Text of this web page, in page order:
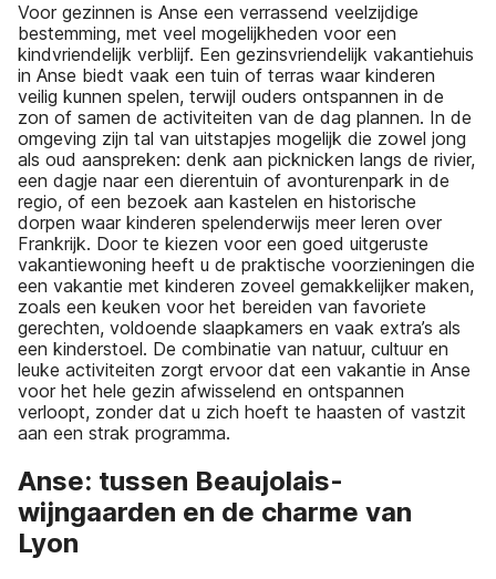
Voor gezinnen is Anse een verrassend veelzijdige
bestemming, met veel mogelijkheden voor een
kindvriendelijk verblijf. Een gezinsvriendelijk vakantiehuis
in Anse biedt vaak een tuin of terras waar kinderen
veilig kunnen spelen, terwijl ouders ontspannen in de
zon of samen de activiteiten van de dag plannen. In de
omgeving zijn tal van uitstapjes mogelijk die zowel jong
als oud aanspreken: denk aan picknicken langs de rivier,
een dagje naar een dierentuin of avonturenpark in de
regio, of een bezoek aan kastelen en historische
dorpen waar kinderen spelenderwijs meer leren over
Frankrijk. Door te kiezen voor een goed uitgeruste
vakantiewoning heeft u de praktische voorzieningen die
een vakantie met kinderen zoveel gemakkelijker maken,
zoals een keuken voor het bereiden van favoriete
gerechten, voldoende slaapkamers en vaak extra’s als
een kinderstoel. De combinatie van natuur, cultuur en
leuke activiteiten zorgt ervoor dat een vakantie in Anse
voor het hele gezin afwisselend en ontspannen
verloopt, zonder dat u zich hoeft te haasten of vastzit
aan een strak programma.
Anse: tussen Beaujolais-
wijngaarden en de charme van
Lyon